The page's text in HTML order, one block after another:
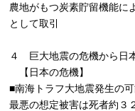
農地がもつ炭素貯留機能に
として取引
４ 巨大地震の危機から日
【日本の危機】
■南海トラフ大地震発生の
最悪の想定被害は死者約３